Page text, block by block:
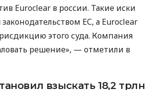
Euroclear в россии. Такие иски
ЕС, а Euroclear
этого суда. Компания
решение», — отметили в
взыскать 18,2 трлн